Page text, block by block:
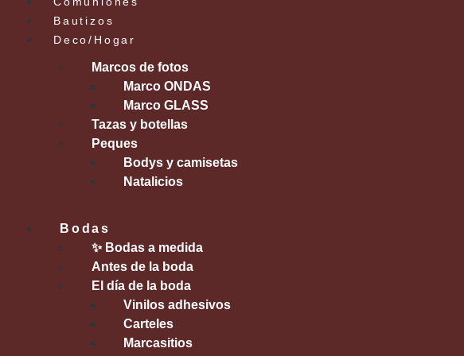
Bautizos
Deco/Hogar
Marcos de fotos
Marco ONDAS
Marco GLASS
Tazas y botellas
Peques
Bodys y camisetas
Natalicios
Bodas
✨ Bodas a medida
Antes de la boda
El día de la boda
Vinilos adhesivos
Carteles
Marcasitios